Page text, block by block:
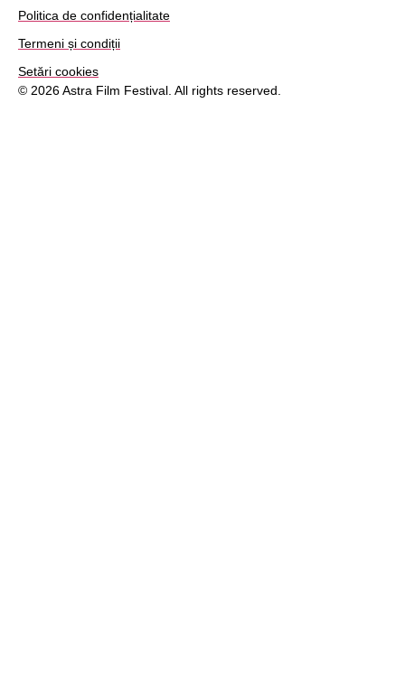
Politica de confidențialitate
Termeni și condiții
Setări cookies
© 2026 Astra Film Festival. All rights reserved.